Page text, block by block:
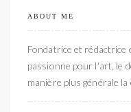
ABOUT ME
Fondatrice et rédactrice
passionne pour l'art, le
manière plus générale